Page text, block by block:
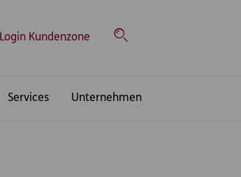
Login Kundenzone
Suche
Services Unternehmen